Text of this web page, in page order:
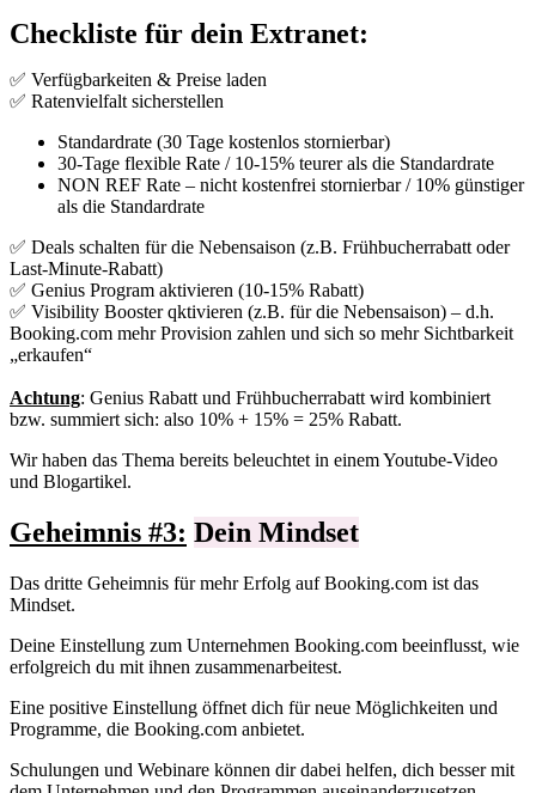
Checkliste für dein Extranet:
✅ Verfügbarkeiten & Preise laden
✅ Ratenvielfalt sicherstellen
Standardrate (30 Tage kostenlos stornierbar)
30-Tage flexible Rate / 10-15% teurer als die Standardrate
NON REF Rate – nicht kostenfrei stornierbar / 10% günstiger
als die Standardrate
✅ Deals schalten für die Nebensaison (z.B. Frühbucherrabatt oder
Last-Minute-Rabatt)
✅ Genius Program aktivieren (10-15% Rabatt)
✅ Visibility Booster qktivieren (z.B. für die Nebensaison) – d.h.
Booking.com mehr Provision zahlen und sich so mehr Sichtbarkeit
„erkaufen“
Achtung: Genius Rabatt und Frühbucherrabatt wird kombiniert
bzw. summiert sich: also 10% + 15% = 25% Rabatt.
Wir haben das Thema bereits beleuchtet in einem Youtube-Video
und Blogartikel.
Geheimnis #3: Dein Mindset
Das dritte Geheimnis für mehr Erfolg auf Booking.com ist das
Mindset.
Deine Einstellung zum Unternehmen Booking.com beeinflusst, wie
erfolgreich du mit ihnen zusammenarbeitest.
Eine positive Einstellung öffnet dich für neue Möglichkeiten und
Programme, die Booking.com anbietet.
Schulungen und Webinare können dir dabei helfen, dich besser mit